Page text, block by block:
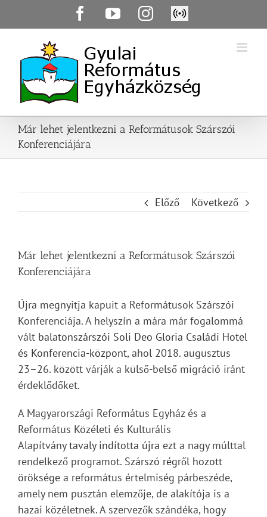
FacebookYouTubeInstagram
Élő
közvetítés
Már lehet jelentkezni a Reformátusok Szárszói
Konferenciájára
Előző Következő
Már lehet jelentkezni a Reformátusok Szárszói
Konferenciájára
Újra megnyitja kapuit a Reformátusok Szárszói
Konferenciája. A helyszín a mára már fogalommá
vált balatonszárszói Soli Deo Gloria Családi Hotel
és Konferencia-központ, ahol 2018. augusztus
23–26. között várják a külső-belső migráció iránt
érdeklődőket.
A Magyarországi Református Egyház és a
Református Közéleti és Kulturális
Alapítványtavaly indította újra ezt a nagy múlttal
rendelkező programot. Szárszó régről hozott
öröksége a református értelmiség párbeszéde,
amely nem pusztán elemzője, de alakítója is a
hazai közéletnek. A szervezők szándéka, hogy